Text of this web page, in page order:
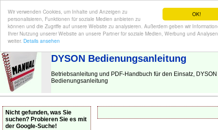
OK!
Wir verwenden Cookies, um Inhalte und Anzeigen zu
personalisieren, Funktionen für soziale Medien anbieten zu
können und die Zugriffe auf unsere Website zu analysieren. Außerdem geben wir
Ihrer Nutzung unserer Website an unsere Partner für soziale Medien, Werbung und Analysen
weiter. Details ansehen
BEDIENUNGSANLEITUNG | Hier finden Sie die deutsche Anleitung!
DYSON Bedienungsanleitung
Betriebsanleitung und PDF-Handbuch für den Einsatz, DYSON
Bedienungsanleitung
Nicht gefunden, was Sie
suchen? Probieren Sie es mit
der Google-Suche!